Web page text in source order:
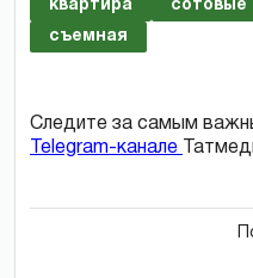
квартира сотовые
съемная
Следите за самым
Telegram-канале